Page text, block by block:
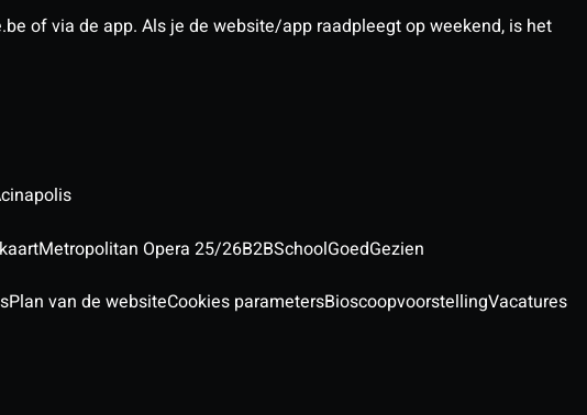
of via de app. Als je de website/app raadpleegt op weekend, is het
Metropolitan Opera 25/26B2BSchoolGoedGezien
Plan van de websiteCookies parametersBioscoopvoorstellingVacatures